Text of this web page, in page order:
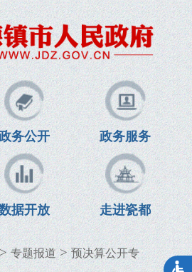
务公开 政务服务
据开放 走进瓷都
专题报道>预决算公开专